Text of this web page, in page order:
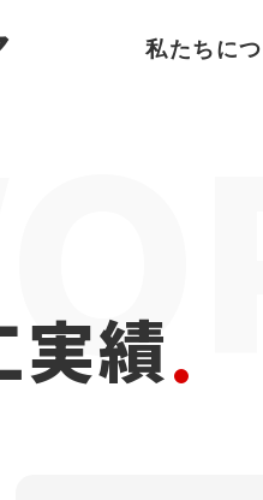
私たちに
実績